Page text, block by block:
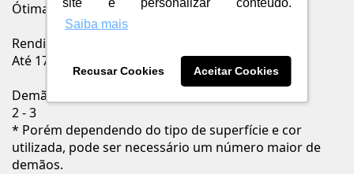
site e personalizar conteúdo.
Saiba mais
Recusar Cookies Aceitar Cookies
Ótima Cobertura
Rendimento Acabado
Até 170 m² por embalagem 16 L
Demãos
2 - 3
* Porém dependendo do tipo de superfície e cor
utilizada, pode ser necessário um número maior de
demãos.